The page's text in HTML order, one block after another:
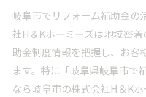
秘訣
高齢者住宅の改修に岐
高齢者向けリフォ
象に
段差解消や手すり
岐阜市でリフォーム補助金の
社H＆Kホーミーズは地域密
助金制度情報を把握し、お客
ます。特に「岐阜県岐阜市で
なら岐阜市の株式会社H＆K